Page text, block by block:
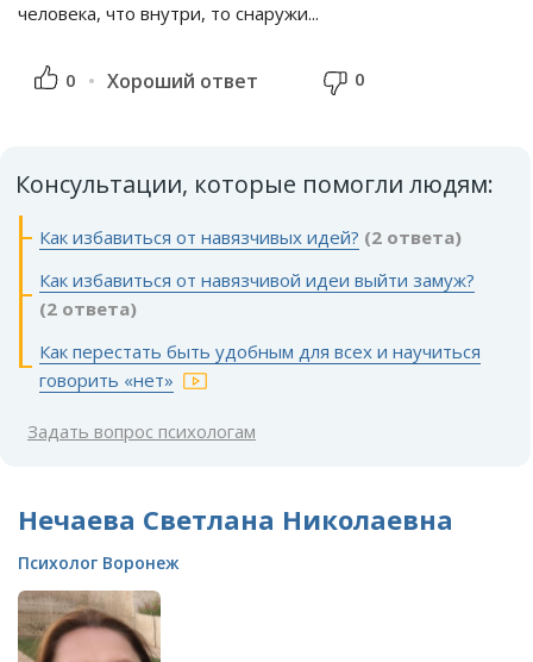
человека, что внутри, то снаружи...
0 Хороший ответ 0
Консультации, которые помогли людям:
Как избавиться от навязчивых идей? (2 ответа)
Как избавиться от навязчивой идеи выйти замуж?
(2 ответа)
Как перестать быть удобным для всех и научиться
говорить «нет»
Задать вопрос психологам
Нечаева Светлана Николаевна
Психолог Воронеж